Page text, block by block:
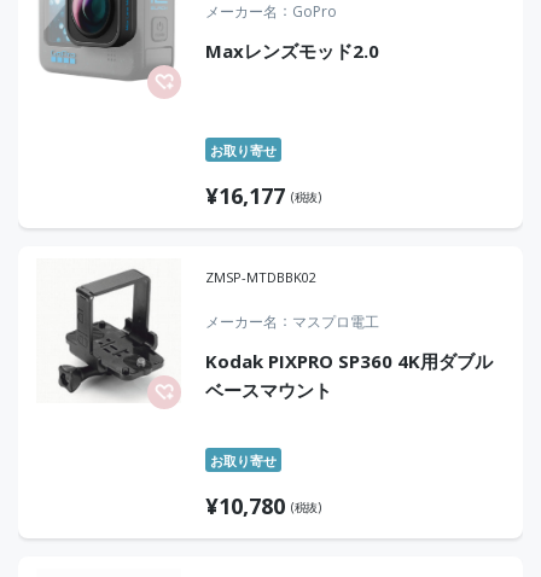
メーカー名 GoPro
Maxレンズモッド2.0
お取り寄せ
¥16,177 (税抜)
ZMSP-MTDBBK02
メーカー名 マスプロ電工
Kodak PIXPRO SP360 4K用ダブル
ベースマウント
お取り寄せ
¥10,780 (税抜)